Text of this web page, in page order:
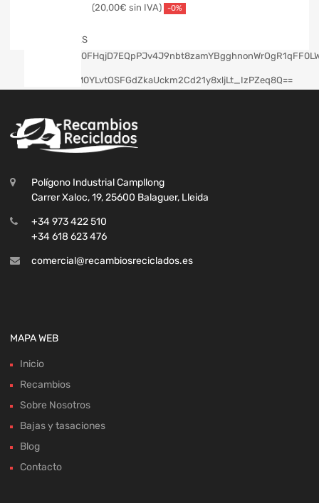
20,00€ -0%
Polígono Industrial Campllong
Carrer Xaloc, 19, 25600 Balaguer, Lleida
+34 973 422 510
+34 618 623 476
comercial@recambiosreciclados.es
MAPA WEB
Inicio
Recambios
Sobre Nosotros
Bajas y tasaciones
Blog
Contacto